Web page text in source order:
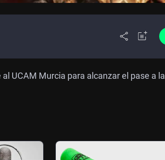
UCAM Murcia para alcanzar el pase a la